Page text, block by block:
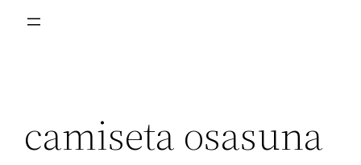
camiseta osasuna